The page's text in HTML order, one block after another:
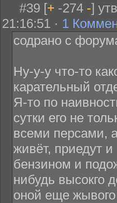
#39 [+ -274 -]
21:16:51 · 1
содрано с
Ну-у-у что-то
карательный
Я-то по
сутки его не
всеми персами,
живёт, приедут
бензином и
нибудь высокго
оной еще